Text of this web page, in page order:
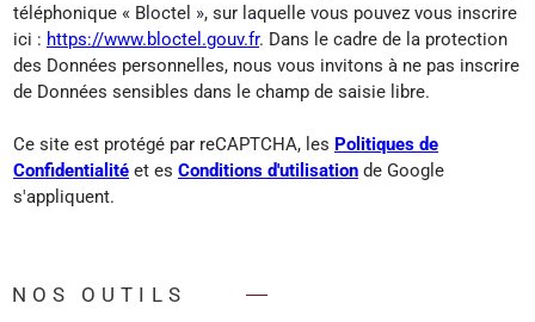
téléphonique « Bloctel », sur laquelle vous pouvez vous inscrire
ici : https://www.bloctel.gouv.fr. Dans le cadre de la protection
des Données personnelles, nous vous invitons à ne pas inscrire
de Données sensibles dans le champ de saisie libre.
Ce site est protégé par reCAPTCHA, les Politiques de
Confidentialité et es Conditions d'utilisation de Google
s'appliquent.
NOS OUTILS